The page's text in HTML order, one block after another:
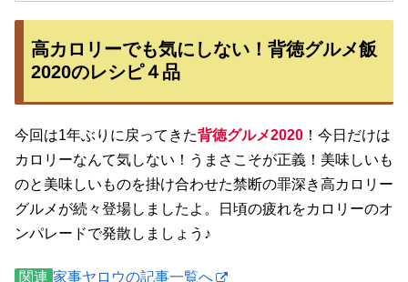
高カロリーでも気にしない！背徳グルメ飯
2020のレシピ４品
今回は1年ぶりに戻ってきた背徳グルメ2020 ！今日だけは
カロリーなんて気しない！うまさこそが正義！美味しいも
のと美味しいものを掛け合わせた禁断の罪深き高カロリー
グルメが続々登場しましたよ。日頃の疲れをカロリーのオ
ンパレードで発散しましょう♪
関連 家事ヤロウの記事一覧へ